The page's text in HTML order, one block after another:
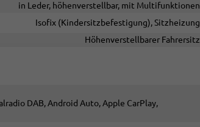
in Leder, höhenverstellbar, mit Multifunktionen
Isofix (Kindersitzbefestigung), Sitzheizung
Höhenverstellbarer Fahrersitz
DAB, Android Auto, Apple CarPlay,